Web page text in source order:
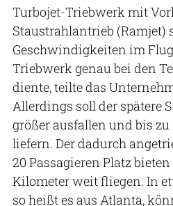
Turbojet-Triebwerk mit
Staustrahlantrieb (Ramjet)
Geschwindigkeiten im
Triebwerk genau bei den
diente, teilte das
Allerdings soll der spätere
größer ausfallen und bis
liefern. Der dadurch
20 Passagieren Platz
Kilometer weit fliegen. In
so heißt es aus Atlanta,